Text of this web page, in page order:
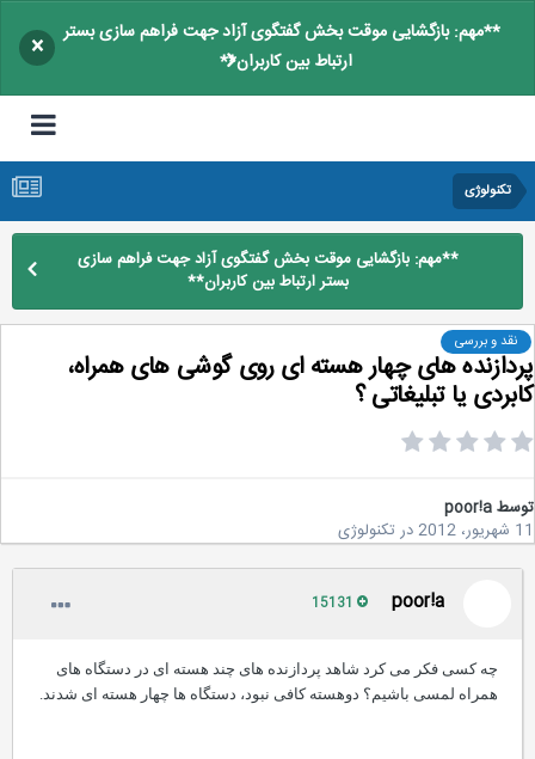
**مهم: بازگشایی موقت بخش گفتگوی آزاد جهت فراهم سازی بستر
ارتباط بین کاربران**
×
تکنولوژی
**مهم: بازگشایی موقت بخش گفتگوی آزاد جهت فراهم سازی
بستر ارتباط بین کاربران**
نقد و بررسی
های چهار هسته ای روی گوشی های همراه،
یا تبلیغاتی ؟
poor!a
درتکنولوژی
poor!a
چه کسی فکر می کرد شاهد پردازنده های چند هسته ای در دستگاه های
همراه لمسی باشیم؟ دوهسته کافی نبود، دستگاه ها چهار هسته ای شدند.